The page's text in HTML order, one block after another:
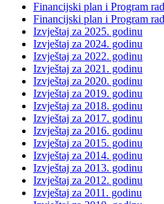
Financijski plan i Program
Financijski plan i Program
Izvještaj za 2025. godinu
Izvještaj za 2024. godinu
Izvještaj za 2022. godinu
Izvještaj za 2021. godinu
Izvještaj za 2020. godinu
Izvještaj za 2019. godinu
Izvještaj za 2018. godinu
Izvještaj za 2017. godinu
Izvještaj za 2016. godinu
Izvještaj za 2015. godinu
Izvještaj za 2014. godinu
Izvještaj za 2013. godinu
Izvještaj za 2012. godinu
Izvještaj za 2011. godinu